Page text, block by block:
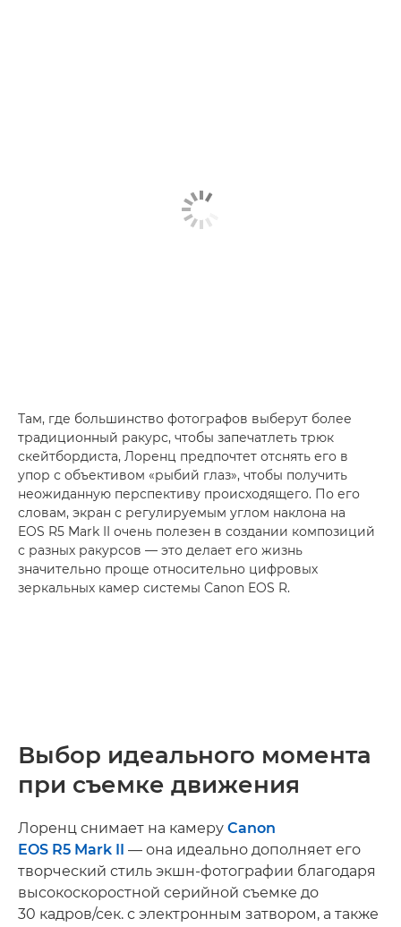
Там, где большинство фотографов выберут более
традиционный ракурс, чтобы запечатлеть трюк
скейтбордиста, Лоренц предпочтет отснять его в
упор с объективом «рыбий глаз», чтобы получить
неожиданную перспективу происходящего. По его
словам, экран с регулируемым углом наклона на
EOS R5 Mark II очень полезен в создании композиций
с разных ракурсов — это делает его жизнь
значительно проще относительно цифровых
зеркальных камер системы Canon EOS R.
Выбор идеального момента
при съемке движения
Лоренц снимает на камеру Canon
EOS R5 Mark II — она идеально дополняет его
творческий стиль экшн-фотографии благодаря
высокоскоростной серийной съемке до
30 кадров/сек. с электронным затвором, а также